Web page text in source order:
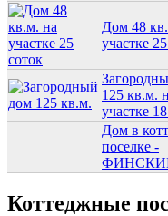
Дом 48
участке
125 кв.м.
участке
Дом в
поселке -
Коттеджные